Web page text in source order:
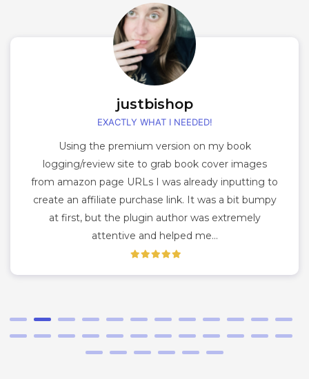
justbishop
EXACTLY WHAT I NEEDED!
Using the premium version on my book
logging/review site to grab book cover images
from amazon page URLs I was already inputting to
create an affiliate purchase link. It was a bit bumpy
at first, but the plugin author was extremely
attentive and helped me…